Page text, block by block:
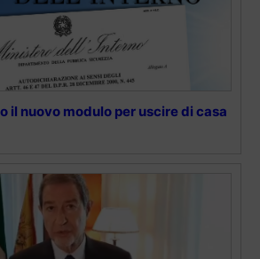
il nuovo modulo per uscire di casa